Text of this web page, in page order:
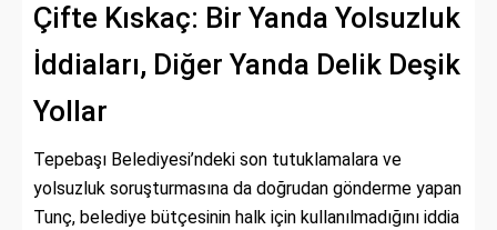
Çifte Kıskaç: Bir Yanda Yolsuzluk
İddiaları, Diğer Yanda Delik Deşik
Yollar
Tepebaşı Belediyesi’ndeki son tutuklamalara ve
yolsuzluk soruşturmasına da doğrudan gönderme yapan
Tunç, belediye bütçesinin halk için kullanılmadığını iddia